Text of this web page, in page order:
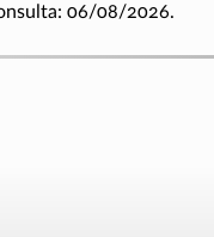
06/08/2026.